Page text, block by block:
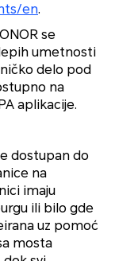
en.
se
umetnosti
delo pod
na
aplikacije.
dostupan do
na
imaju
ili bilo gde
uz pomoć
mosta